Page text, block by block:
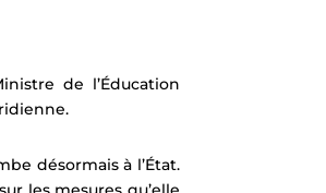
de l’Éducation
désormais à l’État.